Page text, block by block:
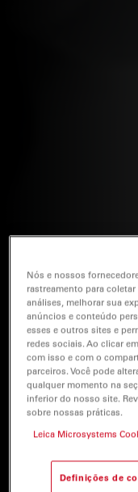
Nós e nossos
rastreamento para
análises, melhorar sua
anúncios e conteúdo
esses e outros sites e
redes sociais. Ao clicar
com isso e com o
parceiros. Você pode
qualquer momento na
inferior do nosso site.
sobre nossas práticas.
Leica Microsystems
Definições de